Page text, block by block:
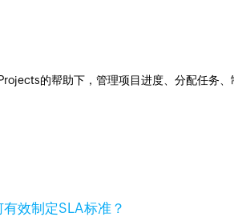
的帮助下，管理项目进度、分配任务
效制定SLA标准？